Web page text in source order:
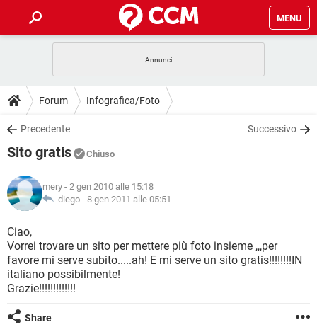
MENU
INTRATTENIMENTO ANDROID
iOS
INSTAGRAM
TIKTOK
HARDWARE
GUIDE
COVID-19
INSTAGRAM
TIKTOK
HARDWARE
DOWNLOAD
COVID-19
INTRATTENIMENTO
iOS WINDOWS 10
INSTAGRAM
TIKTOK FACEBOOK
HARDWARE
FORUM
COVID-19
INTRATTENIMENTO
iOS
INSTAGRAM WHATSAPP
TIKTOK
HARDWARE
GLOSSARIO
COVID-19
INTRATTENIMENTO ANDROID
iOS
TIKTOK
Forum Infografica/Foto
Precedente Successivo
Sito gratis Chiuso
mery - 2 gen 2010 alle 15:18
diego - 8 gen 2011 alle 05:51
Ciao,
Vorrei trovare un sito per mettere più foto insieme ,,,per
favore mi serve subito.....ah! E mi serve un sito gratis!!!!!!!!IN
italiano possibilmente!
Grazie!!!!!!!!!!!!!
Share